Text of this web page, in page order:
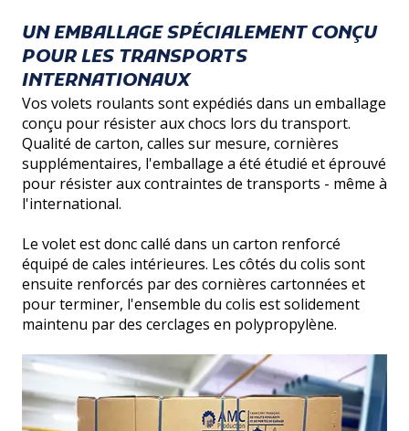
UN EMBALLAGE SPÉCIALEMENT CONÇU
POUR LES TRANSPORTS
INTERNATIONAUX
Vos volets roulants sont expédiés dans un emballage
conçu pour résister aux chocs lors du transport.
Qualité de carton, calles sur mesure, cornières
supplémentaires, l'emballage a été étudié et éprouvé
pour résister aux contraintes de transports - même à
l'international.
Le volet est donc callé dans un carton renforcé
équipé de cales intérieures. Les côtés du colis sont
ensuite renforcés par des cornières cartonnées et
pour terminer, l'ensemble du colis est solidement
maintenu par des cerclages en polypropylène.